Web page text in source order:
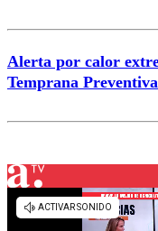
Alerta por calor
Temprana